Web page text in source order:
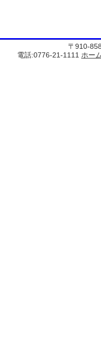
〒910-
電話:0776-21-1111 ホー